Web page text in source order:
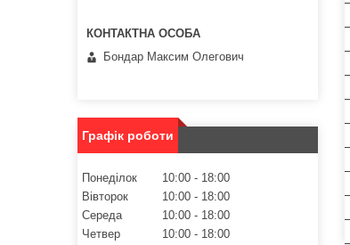
Бондар Максим Олегович
Графік роботи
Понеділок 10:00
18:00
Вівторок
10:00
18:00
Середа
10:00
18:00
Четвер
10:00
18:00